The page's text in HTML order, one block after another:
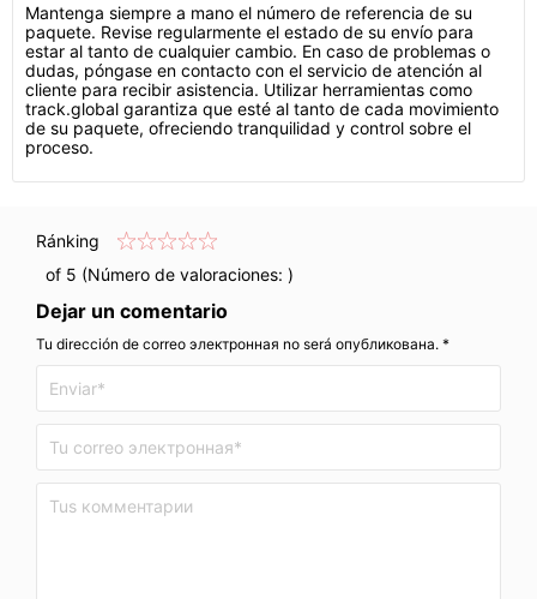
Mantenga siempre a mano el número de referencia de su
paquete. Revise regularmente el estado de su envío para
estar al tanto de cualquier cambio. En caso de problemas o
dudas, póngase en contacto con el servicio de atención al
cliente para recibir asistencia. Utilizar herramientas como
track.global garantiza que esté al tanto de cada movimiento
de su paquete, ofreciendo tranquilidad y control sobre el
proceso.
Ránking
of 5 (Número de valoraciones: )
Dejar un comentario
Tu dirección de correo электронная no será опубликована. *